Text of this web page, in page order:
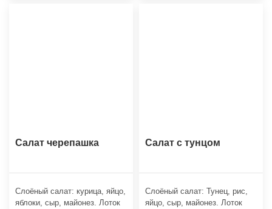
Салат черепашка
Слоёный салат: курица, яйцо,
яблоки, сыр, майонез. Лоток
Салат с тунцом
Слоёный салат: Тунец, рис,
яйцо, сыр, майонез. Лоток